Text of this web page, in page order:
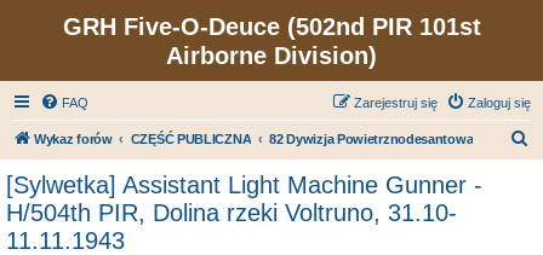
GRH Five-O-Deuce (502nd PIR 101st
Airborne Division)
FAQ Zaloguj się
Zarejestruj się
Wykaz forów CZĘŚĆ PUBLICZNA 82 Dywizja Powietrznodesantowa
[Sylwetka] Assistant Light Machine Gunner -
H/504th PIR, Dolina rzeki Voltruno, 31.10-
11.11.1943